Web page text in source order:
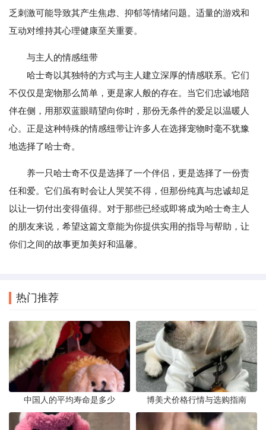
乏刺激可能导致其产生焦虑、抑郁等情绪问题。适量的游戏和
互动对维持其心理健康至关重要。
与主人的情感纽带
哈士奇以其独特的方式与主人建立深厚的情感联系。它们
不仅仅是宠物那么简单，更是家人般的存在。当它们忠诚地陪
伴在侧，用那双蓝眼睛望向你时，那份无条件的爱足以温暖人
心。正是这种特殊的情感纽带让许多人在选择宠物时毫不犹豫
地选择了哈士奇。
养一只哈士奇不仅是选择了一个伴侣，更是选择了一份责
任和爱。它们虽有时会让人哭笑不得，但那份纯真与忠诚却足
以让一切付出变得值得。对于那些已经或即将成为哈士奇主人
的朋友来说，希望这篇文章能为你提供实用的指导与帮助，让
你们之间的故事更加美好和温馨。
热门推荐
中国人的平均寿命是多少 博美犬价格行情与选购指南